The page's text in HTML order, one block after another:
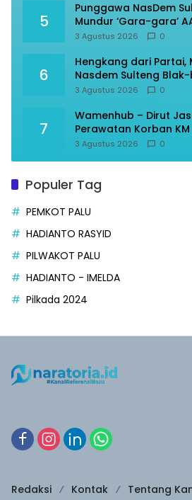
5
Punggawa NasDem
Mundur ‘Gara-gara’
3 Agustus 2026 0
6
Hengkang dari Partai,
Nasdem Sulteng
3 Agustus 2026 0
7
Wamenhub – Dirut
Perawatan Korban
Optimal
3 Agustus 2026 0
Populer Tag
PEMKOT PALU
HADIANTO RASYID
PILWAKOT PALU
HADIANTO - IMELDA
Pilkada 2024
Redaksi Kontak Tentang